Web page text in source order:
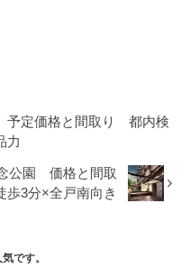
予定価格と間取り 都内検
力
公園 価格と間取
3分×全戸南向き
です。